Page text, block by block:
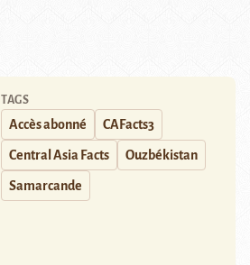
TAGS
Accès abonné CAFacts3
Central Asia Facts Ouzbékistan
Samarcande